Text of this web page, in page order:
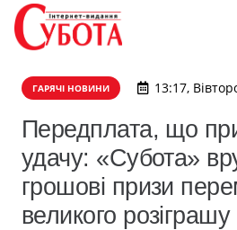
ГАРЯЧІ НОВИНИ 13:17,
Передплата, що
удачу: «Субота»
грошові призи
великого розіграшу